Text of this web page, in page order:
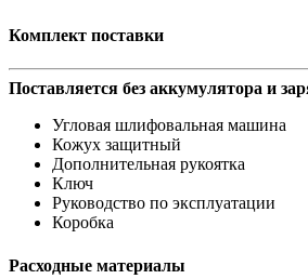
Комплект поставки
Поставляется без аккумулятора и
Угловая шлифовальная машина
Кожух защитный
Дополнительная рукоятка
Ключ
Руководство по эксплуатации
Коробка
Расходные материалы